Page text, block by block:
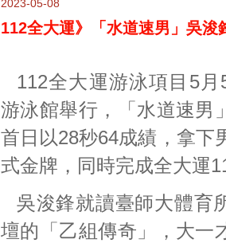
2023-05-08
112全大運》「水道速男」吳浚
112全大運游泳項目5
游泳館舉行，「水道速男
首日以28秒64成績，拿下
式金牌，同時完成全大運
吳浚鋒就讀臺師大體育
壇的「乙組傳奇」，大一